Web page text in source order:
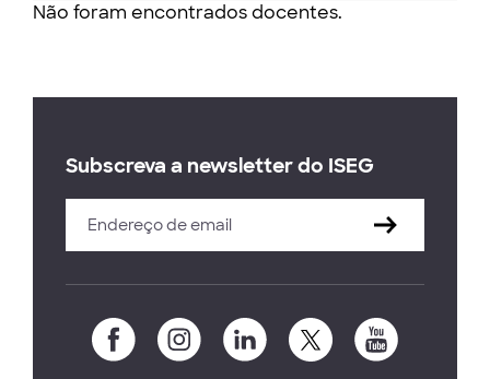
Não foram encontrados docentes.
Subscreva a newsletter do ISEG